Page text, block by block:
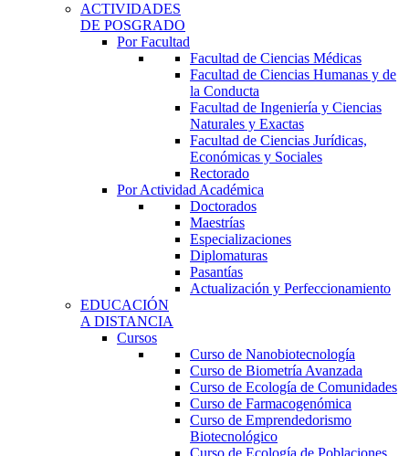
ACTIVIDADES
DE POSGRADO
Por Facultad
Facultad de Ciencias Médicas
Facultad de Ciencias Humanas y de
la Conducta
Facultad de Ingeniería y Ciencias
Naturales y Exactas
Facultad de Ciencias Jurídicas,
Económicas y Sociales
Rectorado
Por Actividad Académica
Doctorados
Maestrías
Especializaciones
Diplomaturas
Pasantías
Actualización y Perfeccionamiento
EDUCACIÓN
A DISTANCIA
Cursos
Curso de Nanobiotecnología
Curso de Biometría Avanzada
Curso de Ecología de Comunidades
Curso de Farmacogenómica
Curso de Emprendedorismo
Biotecnológico
Curso de Ecología de Poblaciones